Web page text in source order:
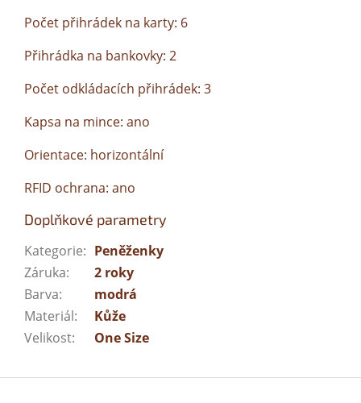
Počet přihrádek na karty: 6
Přihrádka na bankovky: 2
Počet odkládacích přihrádek: 3
Kapsa na mince: ano
Orientace: horizontální
RFID ochrana: ano
Doplňkové parametry
Kategorie: Peněženky
Záruka:
2 roky
Barva:
modrá
Materiál:
Kůže
Velikost: One Size